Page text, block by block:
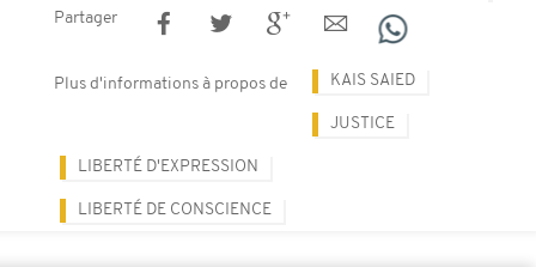
Partager
Plus d'informations à propos de KAIS SAIED
JUSTICE
LIBERTÉ D'EXPRESSION
LIBERTÉ DE CONSCIENCE